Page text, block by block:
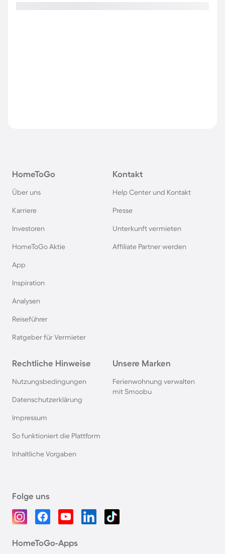
HomeToGo
Über uns
Karriere
Investoren
HomeToGo Aktie
App
Inspiration
Analysen
Reiseführer
Ratgeber für Vermieter
Kontakt
Help Center und Kontakt
Presse
Unterkunft vermieten
Affiliate Partner werden
Rechtliche Hinweise
Nutzungsbedingungen
Datenschutzerklärung
Impressum
So funktioniert die Plattform
Inhaltliche Vorgaben
Unsere Marken
Ferienwohnung verwalten
mit Smoobu
Folge uns
HomeToGo-Apps